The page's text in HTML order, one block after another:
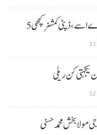
اسے،ڈپٹی کمشنر کچھی
یکجہتی کن ریلی
مولا بخش محمد حسنی